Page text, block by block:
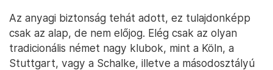
Az anyagi biztonság tehát adott, ez tulajdonképp
csak az alap, de nem előjog. Elég csak az olyan
tradicionális német nagy klubok, mint a Köln, a
Stuttgart, vagy a Schalke, illetve a másodosztályú